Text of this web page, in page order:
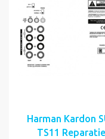
Harman Kardon
TS11 Reparatie